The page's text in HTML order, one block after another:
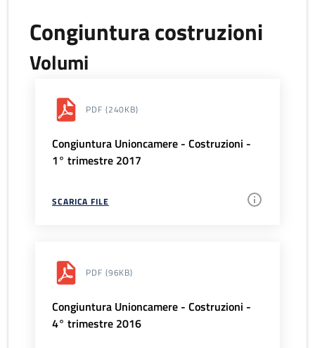
Congiuntura costruzioni
Volumi
PDF (240KB)
Congiuntura Unioncamere - Costruzioni -
1° trimestre 2017
SCARICA FILE
PDF (96KB)
Congiuntura Unioncamere - Costruzioni -
4° trimestre 2016